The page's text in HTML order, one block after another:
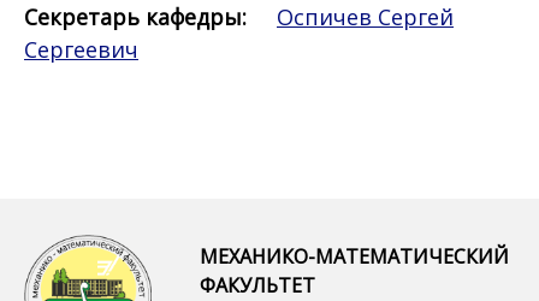
Секретарь кафедры:
Оспичев Сергей
Сергеевич
МЕХАНИКО-МАТЕМАТИЧЕСКИЙ
ФАКУЛЬТЕТ